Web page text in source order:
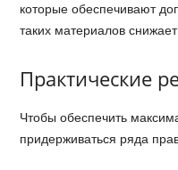
которые обеспечивают
таких материалов
Практические
Чтобы обеспечить
придерживаться ряда